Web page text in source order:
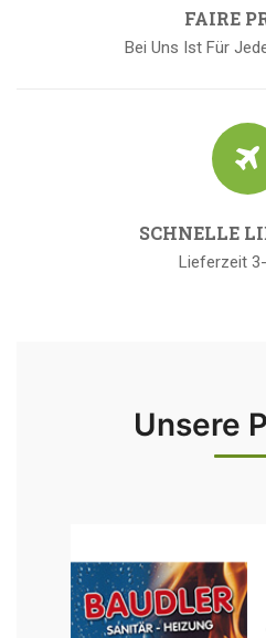
FAIRE
Bei Uns Ist Für
SCHNELLE
Lieferzeit
Unsere